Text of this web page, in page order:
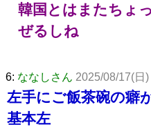
韓国とはまたちょ
ぜるしね
6: ななしさん 2025/08/17(日
左手にご飯茶碗の癖
基本左